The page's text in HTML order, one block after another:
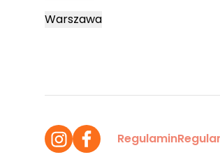
Warszawa
Regulamin